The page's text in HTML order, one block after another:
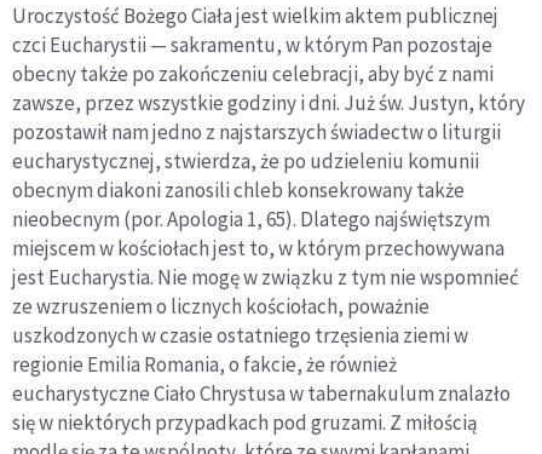
Uroczystość Bożego Ciała jest wielkim aktem publicznej
czci Eucharystii — sakramentu, w którym Pan pozostaje
obecny także po zakończeniu celebracji, aby być z nami
zawsze, przez wszystkie godziny i dni. Już św. Justyn, który
pozostawił nam jedno z najstarszych świadectw o liturgii
eucharystycznej, stwierdza, że po udzieleniu komunii
obecnym diakoni zanosili chleb konsekrowany także
nieobecnym (por. Apologia 1, 65). Dlatego najświętszym
miejscem w kościołach jest to, w którym przechowywana
jest Eucharystia. Nie mogę w związku z tym nie wspomnieć
ze wzruszeniem o licznych kościołach, poważnie
uszkodzonych w czasie ostatniego trzęsienia ziemi w
regionie Emilia Romania, o fakcie, że również
eucharystyczne Ciało Chrystusa w tabernakulum znalazło
się w niektórych przypadkach pod gruzami. Z miłością